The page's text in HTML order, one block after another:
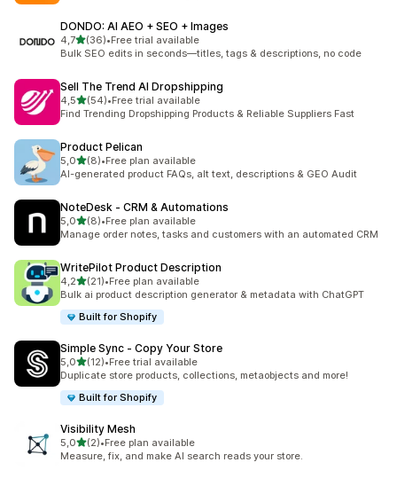
DONDO: AI AEO + SEO + Images
4,7stelle su 5
(36)
36 recensioni totali
•Free trial available
Bulk SEO edits in seconds—titles, tags & descriptions, no code
Sell The Trend AI Dropshipping
4,5stelle su 5
(54)
54 recensioni totali
•Free trial available
Find Trending Dropshipping Products & Reliable Suppliers Fast
Product Pelican
5,0stelle su 5
(8)
8 recensioni totali
•Free plan available
AI-generated product FAQs, alt text, descriptions & GEO Audit
NoteDesk ‑ CRM & Automations
5,0stelle su 5
(8)
8 recensioni totali
•Free plan available
Manage order notes, tasks and customers with an automated CRM
WritePilot Product Description
4,2stelle su 5
(21)
21 recensioni totali
•Free plan available
Bulk ai product description generator & metadata with ChatGPT
Built for Shopify
Simple Sync ‑ Copy Your Store
5,0stelle su 5
(12)
12 recensioni totali
•Free trial available
Duplicate store products, collections, metaobjects and more!
Built for Shopify
Visibility Mesh
5,0stelle su 5
(2)
2 recensioni totali
•Free plan available
Measure, fix, and make AI search reads your store.